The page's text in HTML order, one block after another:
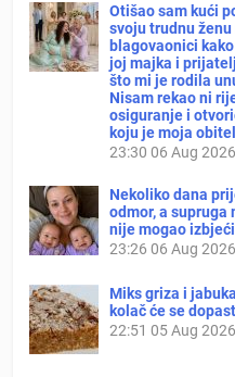
Otišao sam kući
svoju trudnu
blagovaonici
joj majka i
što mi je rodila
Nisam rekao ni
osiguranje i
koju je moja
23:30 06 Aug 2026
Nekoliko dana
odmor, a
nije mogao izbjeći
23:26 06 Aug 2026
Miks griza i
kolač će se
22:51 05 Aug 2026